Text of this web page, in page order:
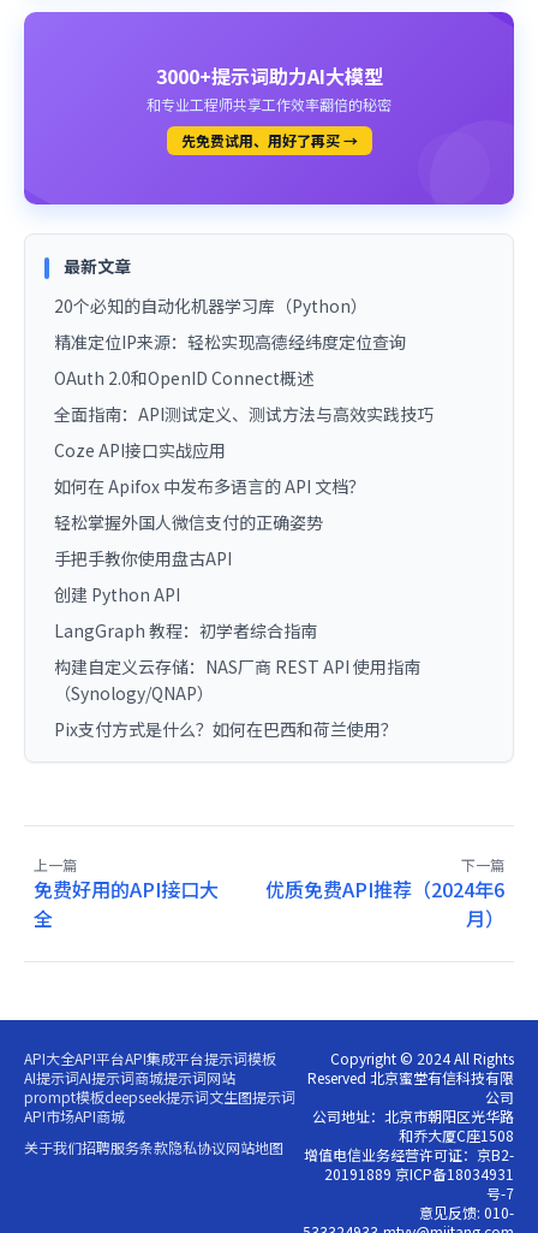
3000+提示词助力AI大模型
和专业工程师共享工作效率翻倍的秘密
先免费试用、用好了再买 →
最新文章
20个必知的自动化机器学习库（Python）
精准定位IP来源：轻松实现高德经纬度定位查询
OAuth 2.0和OpenID Connect概述
全面指南：API测试定义、测试方法与高效实践技巧
Coze API接口实战应用
如何在 Apifox 中发布多语言的 API 文档？
轻松掌握外国人微信支付的正确姿势
手把手教你使用盘古API
创建 Python API
LangGraph 教程：初学者综合指南
构建自定义云存储：NAS厂商 REST API 使用指南
（Synology/QNAP）
Pix支付方式是什么？如何在巴西和荷兰使用？
上一篇
免费好用的API接口大
全
下一篇
优质免费API推荐（2024年6
月）
API大全API平台API集成平台提示词模板
AI提示词AI提示词商城提示词网站
prompt模板deepseek提示词文生图提示词
API市场API商城
关于我们招聘服务条款隐私协议网站地图
Copyright © 2024 All Rights
Reserved 北京蜜堂有信科技有限
公司
公司地址：北京市朝阳区光华路
和乔大厦C座1508
增值电信业务经营许可证：京B2-
20191889 京ICP备18034931
号-7
意见反馈: 010-